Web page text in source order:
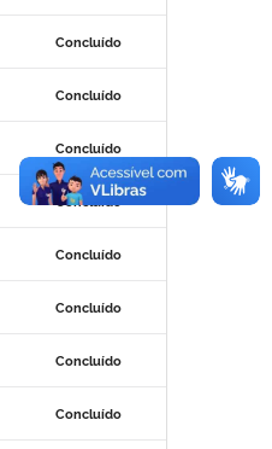
Concluído
Concluído
Concluído
Concluído
Concluído
Concluído
Concluído
Concluído